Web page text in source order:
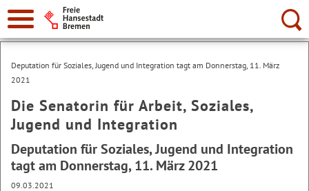
Suche:
Deputation für Soziales, Jugend und Integration tagt am Donnerstag, 11. März
2021
Die Senatorin für Arbeit, Soziales,
Jugend und Integration
Deputation für Soziales, Jugend und Integration
tagt am Donnerstag, 11. März 2021
09.03.2021